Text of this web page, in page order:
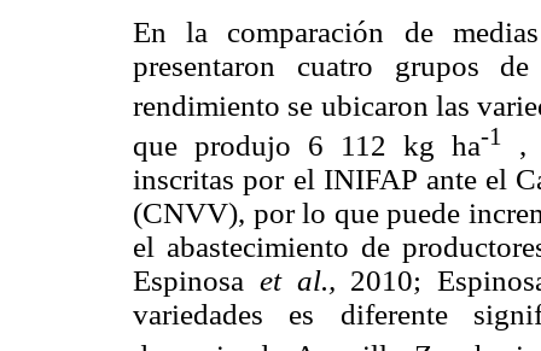
En la comparación de
presentaron cuatro grupos
rendimiento se ubicaron las
que produjo 6 112 kg ha-1
,
inscritas por el INIFAP ante el
(CNVV), por lo que puede
el abastecimiento de
Espinosa et al., 2010;
variedades es diferente